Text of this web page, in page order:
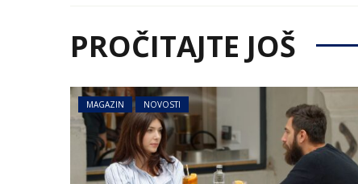
PROČITAJTE JOŠ
MAGAZIN NOVOSTI